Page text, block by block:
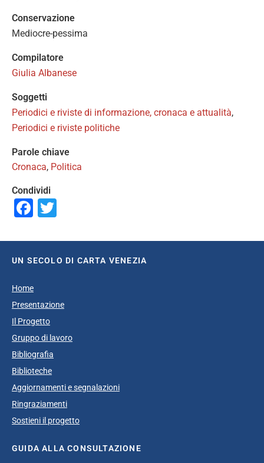
Conservazione
Mediocre-pessima
Compilatore
Giulia Albanese
Soggetti
Periodici e riviste di informazione, cronaca e attualità,
Periodici e riviste politiche
Parole chiave
Cronaca, Politica
Condividi
Facebook
UN SECOLO DI CARTA VENEZIA
Home
Presentazione
Il Progetto
Gruppo di lavoro
Bibliografia
Biblioteche
Aggiornamenti e segnalazioni
Ringraziamenti
Sostieni il progetto
GUIDA ALLA CONSULTAZIONE